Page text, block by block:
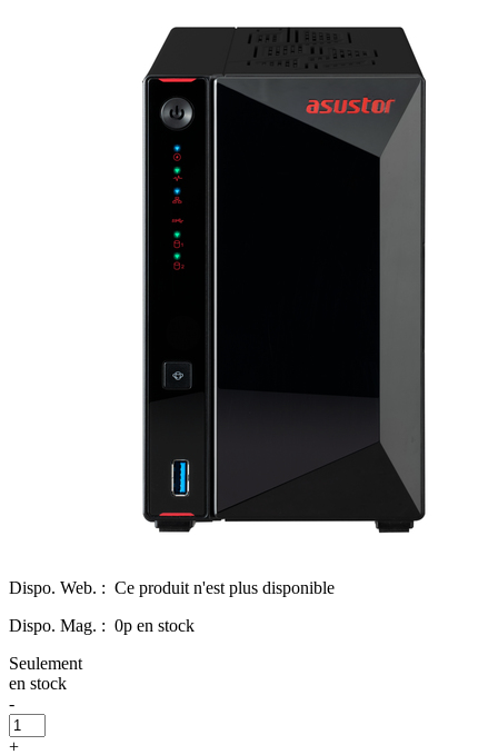
Dispo. Web. : Ce produit n'est plus disponible
Dispo. Mag. : 0p en stock
Seulement
en stock
-
+